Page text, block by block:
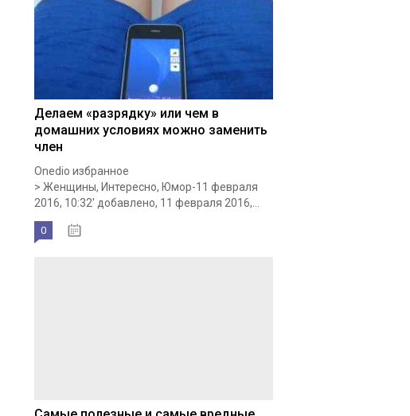
Делаем «разрядку» или чем в
домашних условиях можно заменить
член
Onedio избранное
> Женщины, Интересно, Юмор-11 февраля
2016, 10:32' добавлено, 11 февраля 2016,...
0